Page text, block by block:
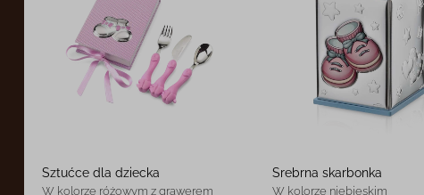
Sztućce dla dziecka
W kolorze różowym z grawerem
Srebrna skarbonka
W kolorze niebieskim